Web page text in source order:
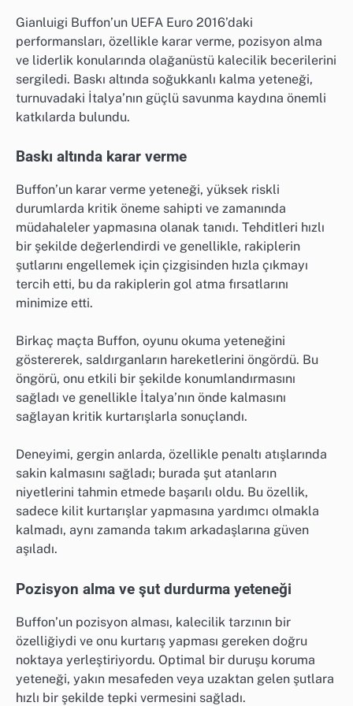
Gianluigi Buffon’un UEFA Euro 2016’daki
performansları, özellikle karar verme, pozisyon alma
ve liderlik konularında olağanüstü kalecilik becerilerini
sergiledi. Baskı altında soğukkanlı kalma yeteneği,
turnuvadaki İtalya’nın güçlü savunma kaydına önemli
katkılarda bulundu.
Baskı altında karar verme
Buffon’un karar verme yeteneği, yüksek riskli
durumlarda kritik öneme sahipti ve zamanında
müdahaleler yapmasına olanak tanıdı. Tehditleri hızlı
bir şekilde değerlendirdi ve genellikle, rakiplerin
şutlarını engellemek için çizgisinden hızla çıkmayı
tercih etti, bu da rakiplerin gol atma fırsatlarını
minimize etti.
Birkaç maçta Buffon, oyunu okuma yeteneğini
göstererek, saldırganların hareketlerini öngördü. Bu
öngörü, onu etkili bir şekilde konumlandırmasını
sağladı ve genellikle İtalya’nın önde kalmasını
sağlayan kritik kurtarışlarla sonuçlandı.
Deneyimi, gergin anlarda, özellikle penaltı atışlarında
sakin kalmasını sağladı; burada şut atanların
niyetlerini tahmin etmede başarılı oldu. Bu özellik,
sadece kilit kurtarışlar yapmasına yardımcı olmakla
kalmadı, aynı zamanda takım arkadaşlarına güven
aşıladı.
Pozisyon alma ve şut durdurma yeteneği
Buffon’un pozisyon alması, kalecilik tarzının bir
özelliğiydi ve onu kurtarış yapması gereken doğru
noktaya yerleştiriyordu. Optimal bir duruşu koruma
yeteneği, yakın mesafeden veya uzaktan gelen şutlara
hızlı bir şekilde tepki vermesini sağladı.